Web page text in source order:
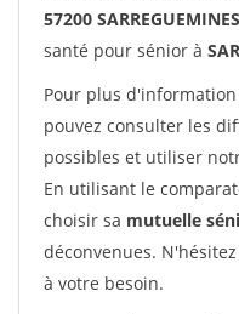
57200 SARREGUEMINES
santé pour sénior à
Pour plus
pouvez consulter les
possibles et utiliser
En utilisant le
choisir sa mutuelle
déconvenues.
à votre besoin.